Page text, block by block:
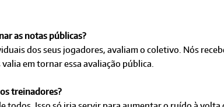
as notas públicas?
dos seus jogadores, avaliam o coletivo. Nós
em tornar essa avaliação pública.
treinadores?